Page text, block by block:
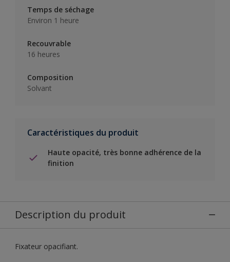
Temps de séchage
Environ 1 heure
Recouvrable
16 heures
Composition
Solvant
Caractéristiques du produit
Haute opacité, très bonne adhérence de la
finition
Description du produit
Fixateur opacifiant.